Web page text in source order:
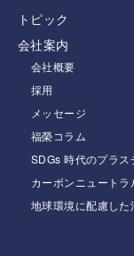
トピック
会社案内
会社概要
採用
メッセージ
福榮コラム
SDGs 時代のプラ
カーボンニュートラ
地球環境に配慮し